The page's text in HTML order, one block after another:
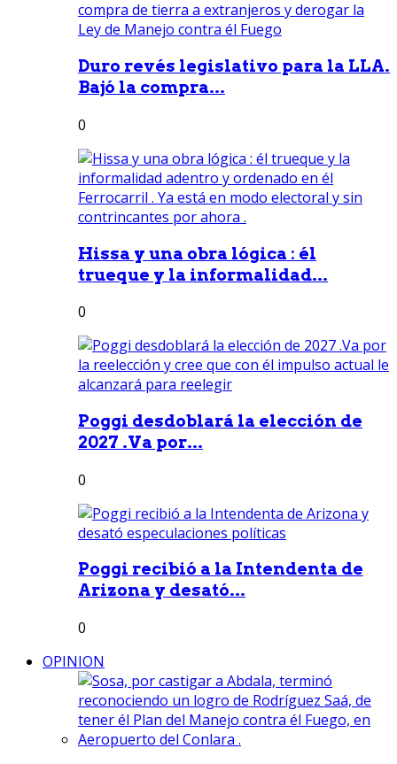
Duro revés legislativo para la LLA.
Bajó la compra...
0
Hissa y una obra lógica : él
trueque y la informalidad...
0
Poggi desdoblará la elección de
2027 .Va por...
0
Poggi recibió a la Intendenta de
Arizona y desató...
0
OPINION